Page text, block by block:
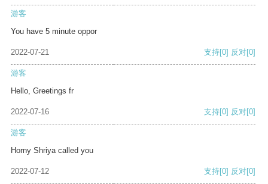
游客
You have 5 minute oppor
2022-07-21 支持[0] 反对[0]
游客
Hello, Greetings fr
2022-07-16 支持[0] 反对[0]
游客
Horny Shriya called you
2022-07-12 支持[0] 反对[0]